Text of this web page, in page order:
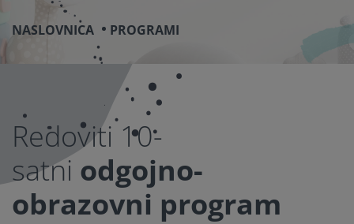
NASLOVNICA PROGRAMI
Redoviti 10-
satni odgojno-
obrazovni program